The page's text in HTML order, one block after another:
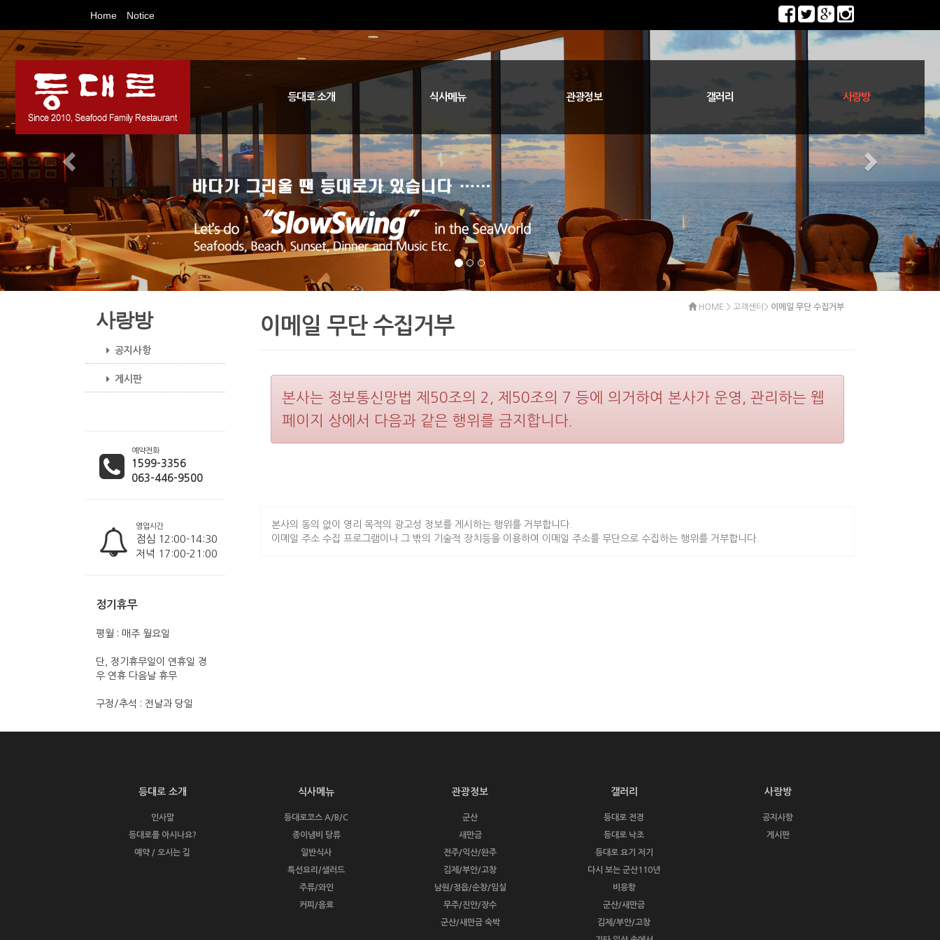
Home Notice
등대로 소개
인사말
등대로를 아시나요?
예약 / 오시는 길
식사메뉴
등대로코스 A/B/C
종이냄비 탕류
일반식사
특선요리/샐러드
주류/와인
커피/음료
관광정보
전주/익산/완주
김제/부안/고창
남원/정읍/순창/임실
무주/진안/장수
군산/새만금 숙박
갤러리
등대로 전경
등대로 낙조
등대로 요기 저기
다시 보는 군산110년
비응항
군산/새만금
김제/부안/고창
기타 일상 속에서
사랑방
공지사항
게시판
사랑방
공지사항
게시판
예약전화
1599-3356
063-446-9500
영업시간
점심 12:00-14:30
저녁 17:00-21:00
정기휴무
평월 : 매주 월요일
단, 정기휴무일이 연휴일 경
우 연휴 다음날 휴무
구정/추석 : 전날과 당일
HOME > 고객센터> 이메일 무단 수집거부
이메일 무단 수집거부
본사는 정보통신망법 제50조의 2, 제50조의 7 등에 의거하여 본사가 운영, 관리하는 웹
페이지 상에서 다음과 같은 행위를 금지합니다.
본사의 동의 없이 영리 목적의 광고성 정보를 게시하는 행위를 거부합니다.
이메일 주소 수집 프로그램이나 그 밖의 기술적 장치등을 이용하여 이메일 주소를 무단으로 수집하는 행위를 거부합니다.
등대로 소개
인사말
등대로를 아시나요?
예약 / 오시는 길
식사메뉴
등대로코스 A/B/C
종이냄비 탕류
일반식사
특선요리/샐러드
주류/와인
커피/음료
관광정보
군산
새만금
전주/익산/완주
김제/부안/고창
남원/정읍/순창/임실
무주/진안/장수
군산/새만금 숙박
갤러리
등대로 전경
등대로 낙조
등대로 요기 저기
다시 보는 군산110년
비응항
군산/새만금
김제/부안/고창
사랑방
공지사항
게시판